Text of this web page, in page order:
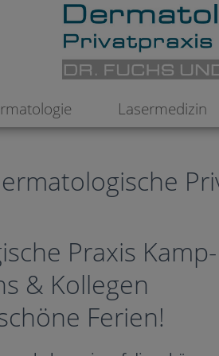
Lasermedizin
Praxis Kamp-
& Kollegen
Ferien!